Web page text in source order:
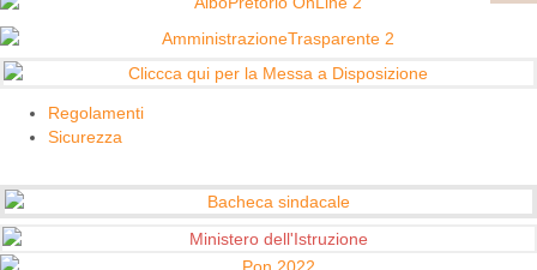
Regolamenti
Sicurezza